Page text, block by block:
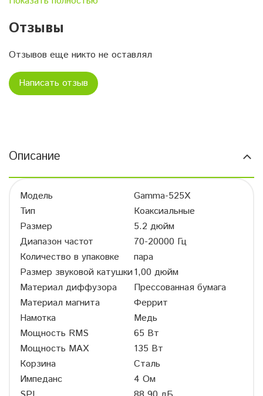
Мощность MAX
Корзина
SPL
88,90 дБ
Cms
Mms
BL
Re
2,9
Vas
6,90 л
Монтажная глубина
57,0 мм
Монтажное отверстие
121,0 мм
Масса с упаковкой
1,867 кг
Отзывы
Отзывов еще никто не оставлял
Написать отзыв
Описание
Модель
Gamma-525X
Тип
Коаксиальные
Размер
5.2 дюйм
Диапазон частот
70-20000 Гц
Количество в упаковке
пара
Размер звуковой катушки1,00 дюйм
Материал диффузора
Прессованная бумага
Материал магнита
Феррит
Намотка
Медь
Мощность RMS
65 Вт
Мощность MAX
135 Вт
Корзина
Сталь
Импеданс
4 Ом